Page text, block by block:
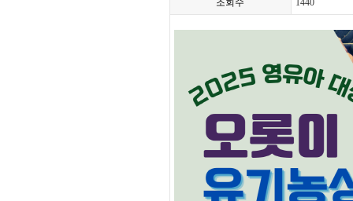
조회수 1440